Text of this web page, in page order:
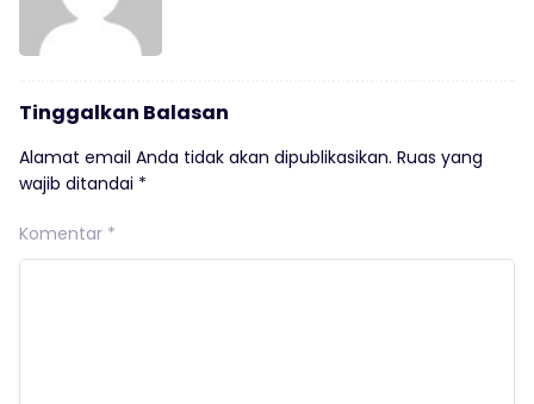
Tinggalkan Balasan
Alamat email Anda tidak akan dipublikasikan. Ruas yang
wajib ditandai *
Komentar *